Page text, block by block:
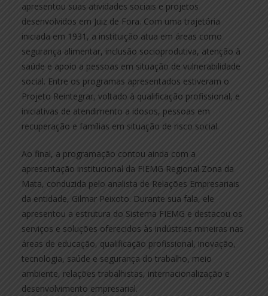
apresentou suas atividades sociais e projetos
desenvolvidos em Juiz de Fora. Com uma trajetória
iniciada em 1931, a instituição atua em áreas como
segurança alimentar, inclusão socioprodutiva, atenção à
saúde e apoio a pessoas em situação de vulnerabilidade
social. Entre os programas apresentados estiveram o
Projeto Reintegrar, voltado à qualificação profissional, e
iniciativas de atendimento a idosos, pessoas em
recuperação e famílias em situação de risco social.
Ao final, a programação contou ainda com a
apresentação institucional da FIEMG Regional Zona da
Mata, conduzida pelo analista de Relações Empresariais
da entidade, Gilmar Peixoto. Durante sua fala, ele
apresentou a estrutura do Sistema FIEMG e destacou os
serviços e soluções oferecidos às indústrias mineiras nas
áreas de educação, qualificação profissional, inovação,
tecnologia, saúde e segurança do trabalho, meio
ambiente, relações trabalhistas, internacionalização e
desenvolvimento empresarial.